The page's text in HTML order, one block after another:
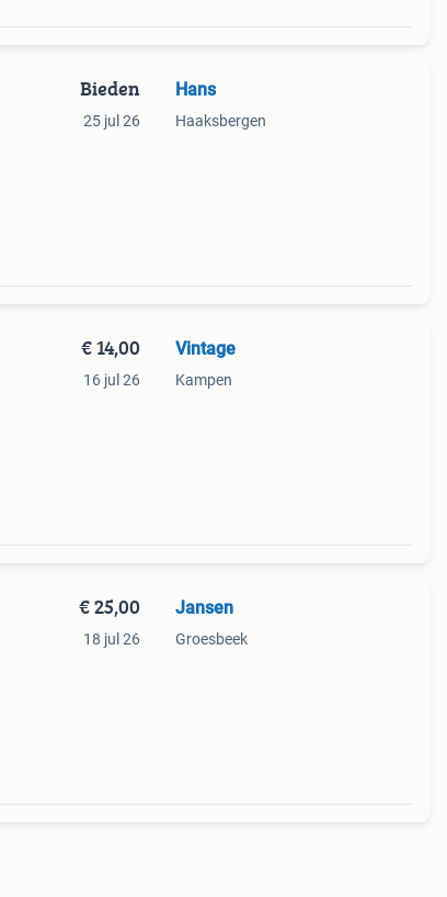
Bieden
25 jul 26
Hans
Haaksbergen
€ 14,00
16 jul 26
Vintage
Kampen
€ 25,00
18 jul 26
Jansen
Groesbeek